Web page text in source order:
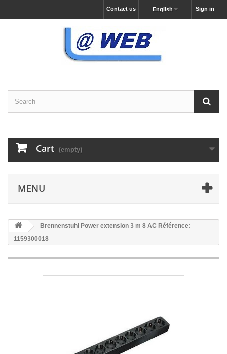
Sign in
English
Contact us
Cart (empty)
MENU
Brennenstuhl Power extension 3 m 8 AC Référence:
1159300018